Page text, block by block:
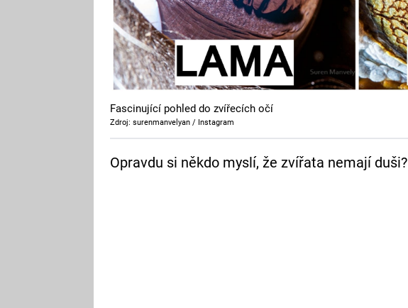
Fascinující pohled do zvířecích očí
Zdroj: surenmanvelyan / Instagram
Opravdu si někdo myslí, že zvířata nemají duši?